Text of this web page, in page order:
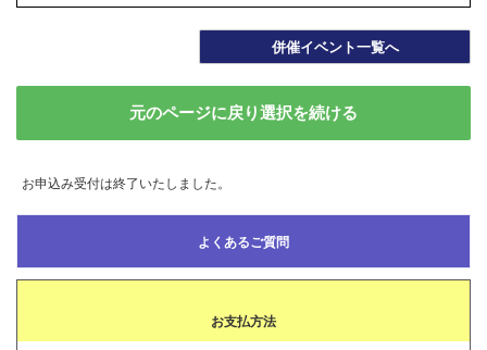
併催イベント一覧へ
元のページに戻り選択を続ける
お申込み受付は終了いたしました。
よくあるご質問
お支払方法